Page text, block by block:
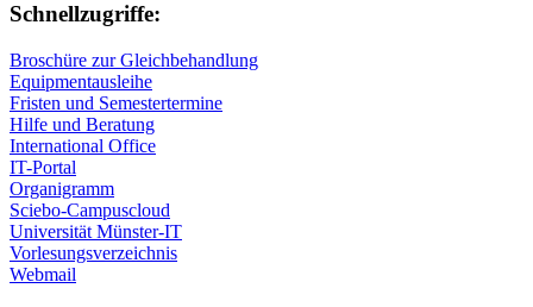
Schnellzugriffe:
Broschüre zur Gleichbehandlung
Equipmentausleihe
Fristen und Semestertermine
Hilfe und Beratung
International Office
IT-Portal
Organigramm
Sciebo-Campuscloud
Universität Münster-IT
Vorlesungsverzeichnis
Webmail